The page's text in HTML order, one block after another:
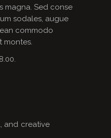
magna. Sed conse
sodales, augue
commodo
montes.
and creative